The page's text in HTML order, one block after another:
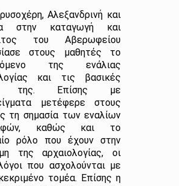
Αλεξανδρινή και
στην καταγωγή και
του Αβερωφείου
στους μαθητές το
της ενάλιας
και τις βασικές
της. Επίσης με
μετέφερε στους
τη σημασία των εναλίων
καθώς και το
ρόλο που έχουν στην
της αρχαιολογίας, οι
που ασχολούνται με
τομέα. Επίσης η